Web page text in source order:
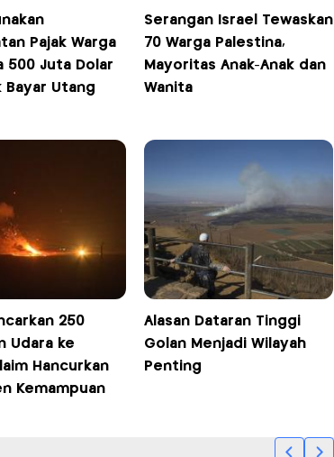
Pajak Warga
500 Juta Dolar
Bayar Utang
Serangan Israel Tewaskan
70 Warga Palestina,
Mayoritas Anak-Anak dan
Wanita
250
Udara ke
Hancurkan
Kemampuan
Alasan Dataran Tinggi
Golan Menjadi Wilayah
Penting